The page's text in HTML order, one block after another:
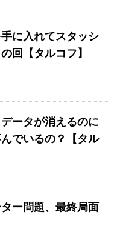
に入れてスタッシ
回【タルコフ】
ータが消えるのに
でいるの？【タル
ー問題、最終局面